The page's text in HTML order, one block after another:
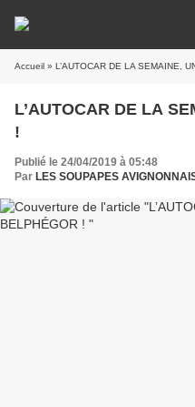
Accueil » L’AUTOCAR DE LA SEMAINE,
L’AUTOCAR DE LA
!
Publié le 24/04/2019 à 05:48
Par LES SOUPAPES